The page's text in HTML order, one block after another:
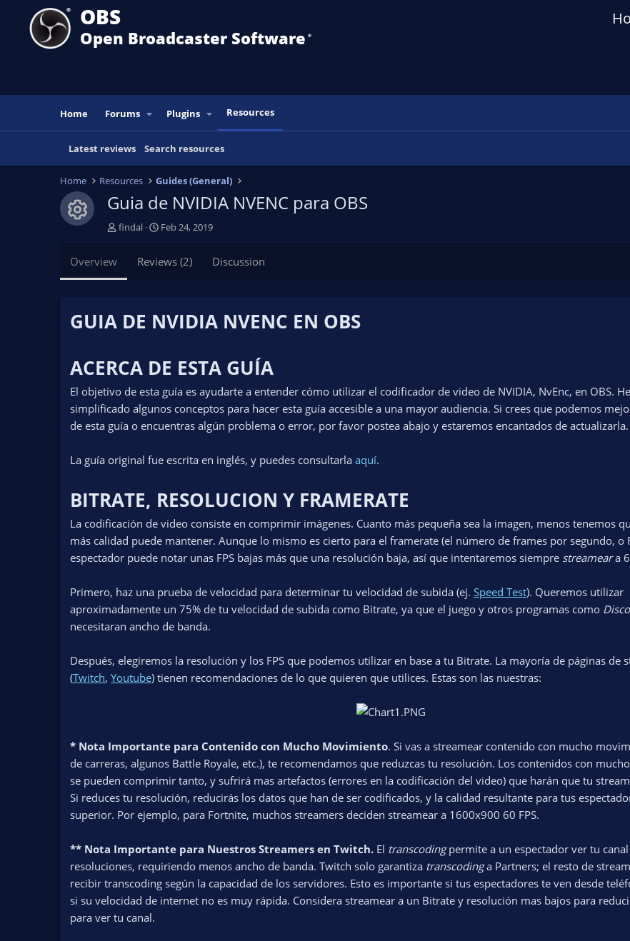
OBS
Open Broadcaster Software ®️
Home Forums Plugins Resources
Latest reviews Search resources
Home Resources Guides (General)
Resource icon
Guia de NVIDIA NVENC para OBS
A
o
findal
C
a
o
n
t
Feb 24, 2019
Overview Reviews (2) Discussion
GUIA DE NVIDIA NVENC EN OBS
ACERCA DE ESTA GUÍA
El objetivo de esta guía es ayudarte a entender cómo utilizar el codificador de video de NVIDIA, NvEnc, en OBS.
simplificado algunos conceptos para hacer esta guía accesible a una mayor audiencia. Si crees que podemos
de esta guía o encuentras algún problema o error, por favor postea abajo y estaremos encantados de actualizarla.
La guía original fue escrita en inglés, y puedes consultarla aquí.
BITRATE, RESOLUCION Y FRAMERATE
La codificación de video consiste en comprimir imágenes. Cuanto más pequeña sea la imagen, menos tenemos
más calidad puede mantener. Aunque lo mismo es cierto para el framerate (el número de frames por segundo, o
espectador puede notar unas FPS bajas más que una resolución baja, así que intentaremos siempre streameara
Primero, haz una prueba de velocidad para determinar tu velocidad de subida (ej. Speed Test). Queremos utilizar
aproximadamente un 75% de tu velocidad de subida como Bitrate, ya que el juego y otros programas como
necesitaran ancho de banda.
Después, elegiremos la resolución y los FPS que podemos utilizar en base a tu Bitrate. La mayoría de páginas de
(Twitch, Youtube) tienen recomendaciones de lo que quieren que utilices. Estas son las nuestras:
* Nota Importante para Contenido con Mucho Movimiento. Si vas a streamear contenido con mucho
de carreras, algunos Battle Royale, etc.), te recomendamos que reduzcas tu resolución. Los contenidos con
se pueden comprimir tanto, y sufrirá mas artefactos (errores en la codificación del video) que harán que tu
Si reduces tu resolución, reducirás los datos que han de ser codificados, y la calidad resultante para tus
superior. Por ejemplo, para Fortnite, muchos streamers deciden streamear a 1600x900 60 FPS.
** Nota Importante para Nuestros Streamers en Twitch. El transcodingpermite a un espectador ver tu
resoluciones, requiriendo menos ancho de banda. Twitch solo garantiza transcodinga Partners; el resto de
recibir transcoding según la capacidad de los servidores. Esto es importante si tus espectadores te ven desde
si su velocidad de internet no es muy rápida. Considera streamear a un Bitrate y resolución mas bajos para
para ver tu canal.